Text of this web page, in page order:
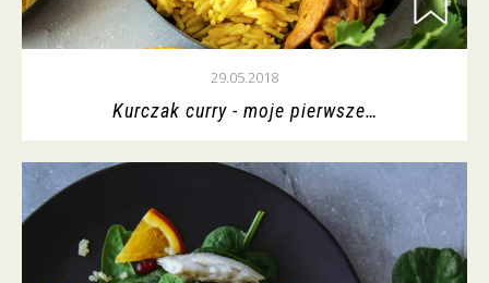
29.05.2018
Kurczak curry - moje pierwsze…